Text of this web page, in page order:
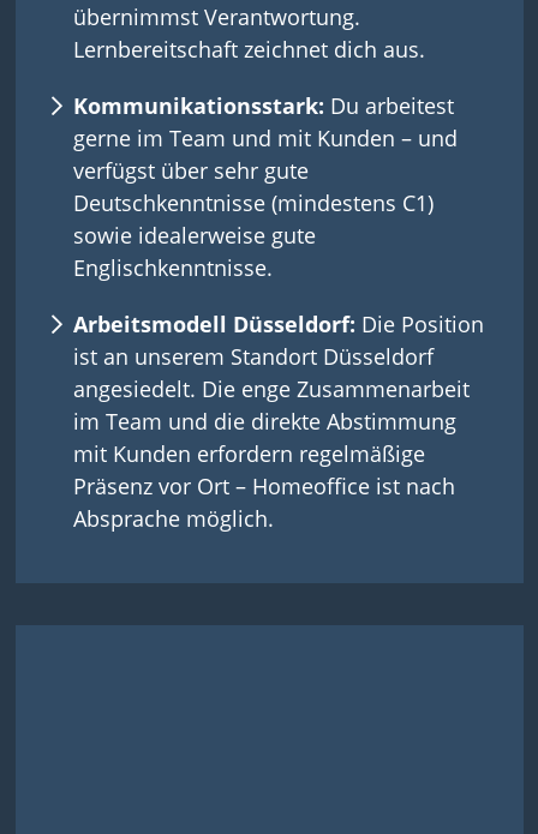
übernimmst Verantwortung.
Lernbereitschaft zeichnet dich aus.
Kommunikationsstark: Du arbeitest
gerne im Team und mit Kunden – und
verfügst über sehr gute
Deutschkenntnisse (mindestens C1)
sowie idealerweise gute
Englischkenntnisse.
Arbeitsmodell Düsseldorf: Die Position
ist an unserem Standort Düsseldorf
angesiedelt. Die enge Zusammenarbeit
im Team und die direkte Abstimmung
mit Kunden erfordern regelmäßige
Präsenz vor Ort – Homeoffice ist nach
Absprache möglich.